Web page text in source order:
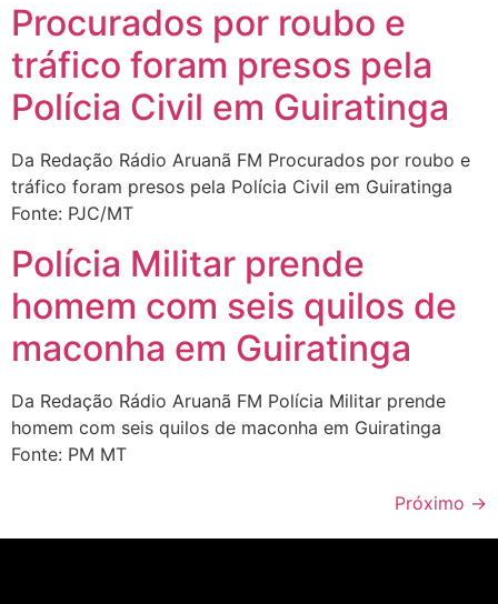
Procurados por roubo e
tráfico foram presos pela
Polícia Civil em Guiratinga
Da Redação Rádio Aruanã FM Procurados por roubo e
tráfico foram presos pela Polícia Civil em Guiratinga
Fonte: PJC/MT
Polícia Militar prende
homem com seis quilos de
maconha em Guiratinga
Da Redação Rádio Aruanã FM Polícia Militar prende
homem com seis quilos de maconha em Guiratinga
Fonte: PM MT
Próximo →